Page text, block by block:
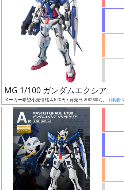
フ
リ
MG 1/100 ガンダムエクシア
メーカー希望小売価格 4,620円 / 発売日 2009年7月 （詳細